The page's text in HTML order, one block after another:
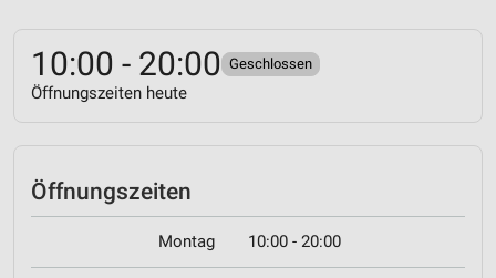
10:00 - 20:00 Geschlossen
Öffnungszeiten heute
Öffnungszeiten
Montag 10:00 - 20:00